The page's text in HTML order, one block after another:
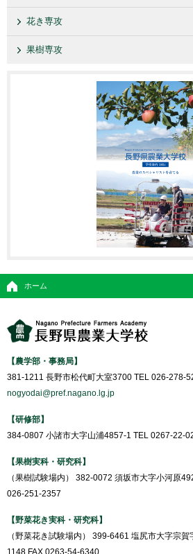
花き専攻
果樹専攻
ホーム
【農学部・事務局】
381-1211 長野市松代町大室3700 TEL 026-278-
nogyodai@pref.nagano.lg.jp
【研修部】
384-0807 小諸市大字山浦4857-1 TEL 0267-22-
【果樹実科・研究科】
（果樹試験場内） 382-0072 須坂市大字小河原
026-251-2357
【野菜花き実科・研究科】
（野菜花き試験場内） 399-6461 塩尻市大字宗
1148 FAX 0263-54-6340